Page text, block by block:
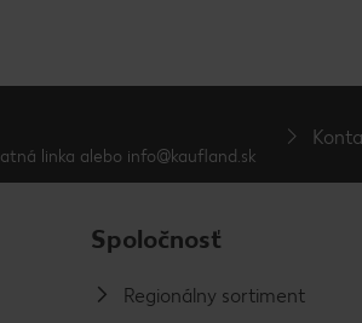
linka alebo info@kaufland.sk
Spoločnosť
Regionálny sortiment